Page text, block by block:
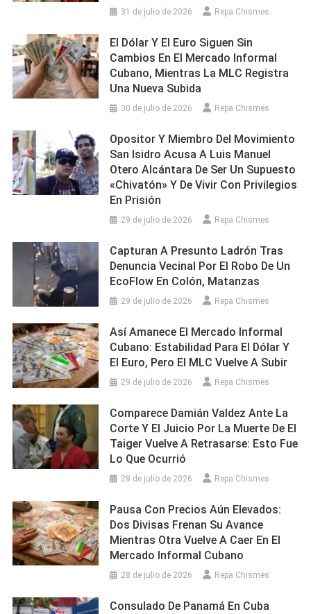
31 de julio de 2026 Repa Chismes
El Dólar Y El Euro Siguen Sin
Cambios En El Mercado Informal
Cubano, Mientras La MLC Registra
Una Nueva Subida
30 de julio de 2026 Repa Chismes
Opositor Y Miembro Del Movimiento
San Isidro Acusa A Luis Manuel
Otero Alcántara De Ser Un Supuesto
«chivatón» Y De Vivir Con Privilegios
En Prisión
29 de julio de 2026 Repa Chismes
Capturan A Presunto Ladrón Tras
Denuncia Vecinal Por El Robo De Un
EcoFlow En Colón, Matanzas
29 de julio de 2026 Repa Chismes
Así Amanece El Mercado Informal
Cubano: Estabilidad Para El Dólar Y
El Euro, Pero El MLC Vuelve A Subir
29 de julio de 2026 Repa Chismes
Comparece Damián Valdez Ante La
Corte Y El Juicio Por La Muerte De El
Taiger Vuelve A Retrasarse: Esto Fue
Lo Que Ocurrió
28 de julio de 2026 Repa Chismes
Pausa Con Precios Aún Elevados:
Dos Divisas Frenan Su Avance
Mientras Otra Vuelve A Caer En El
Mercado Informal Cubano
28 de julio de 2026 Repa Chismes
Consulado De Panamá En Cuba